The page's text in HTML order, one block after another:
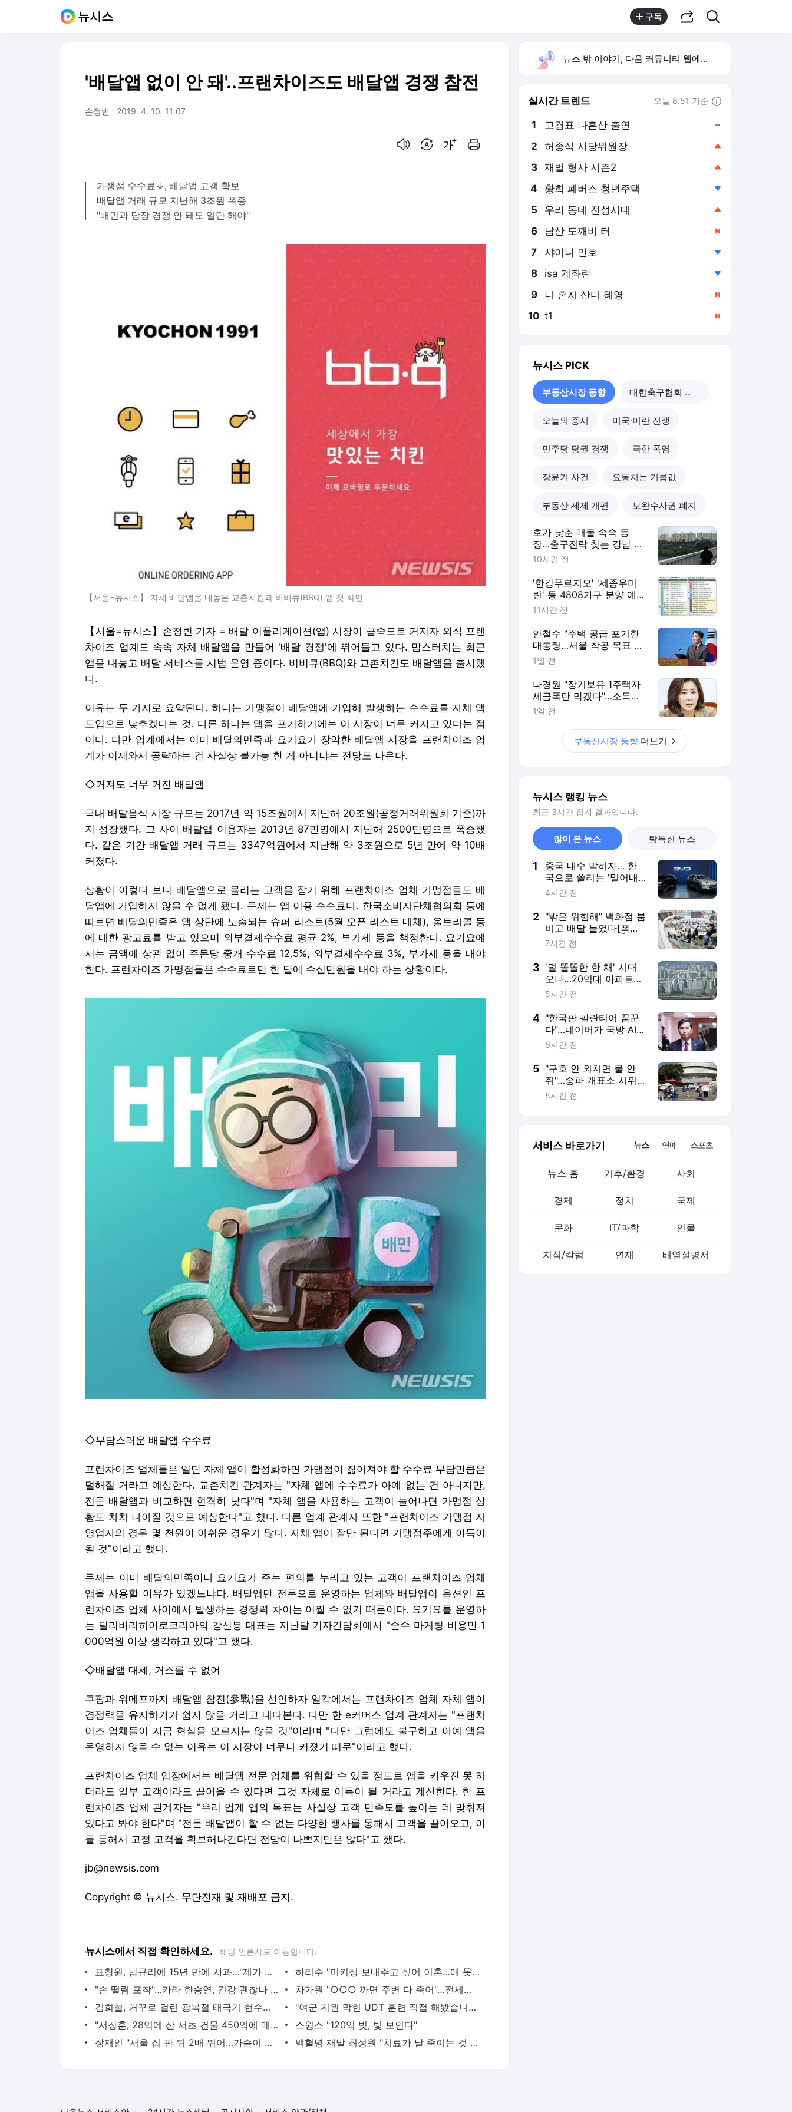
뉴시스 구독
'배달앱 없이 안 돼'..프랜차이즈도 배달앱 경쟁 참전
손정빈 2019. 4. 10. 11:07
가쟁점 수수료↓, 배달앱 고객 확보
배달앱 거래 규모 지난해 3조원 폭증
"배민과 당장 경쟁 안 돼도 일단 해야"
【서울=뉴시스】 자체 배달앱을 내놓은 교촌치킨과 비비큐(BBQ) 앱 첫 화면.
【서울=뉴시스】손정빈 기자 = 배달 어플리케이션(앱) 시장이 급속도로 커지자 외식 프랜
차이즈 업계도 속속 자체 배달앱을 만들어 '배달 경쟁'에 뛰어들고 있다. 맘스터치는 최근
앱을 내놓고 배달 서비스를 시범 운영 중이다. 비비큐(BBQ)와 교촌치킨도 배달앱을 출시했
다.
이유는 두 가지로 요약된다. 하나는 가맹점이 배달앱에 가입해 발생하는 수수료를 자체 앱
도입으로 낮추겠다는 것. 다른 하나는 앱을 포기하기에는 이 시장이 너무 커지고 있다는 점
이다. 다만 업계에서는 이미 배달의민족과 요기요가 장악한 배달앱 시장을 프랜차이즈 업
계가 이제와서 공략하는 건 사실상 불가능 한 게 아니냐는 전망도 나온다.
◇커져도 너무 커진 배달앱
국내 배달음식 시장 규모는 2017년 약 15조원에서 지난해 20조원(공정거래위원회 기준)까
지 성장했다. 그 사이 배달앱 이용자는 2013년 87만명에서 지난해 2500만명으로 폭증했
다. 같은 기간 배달앱 거래 규모는 3347억원에서 지난해 약 3조원으로 5년 만에 약 10배
커졌다.
상황이 이렇다 보니 배달앱으로 몰리는 고객을 잡기 위해 프랜차이즈 업체 가맹점들도 배
달앱에 가입하지 않을 수 없게 됐다. 문제는 앱 이용 수수료다. 한국소비자단체협의회 등에
따르면 배달의민족은 앱 상단에 노출되는 슈퍼 리스트(5월 오픈 리스트 대체), 울트라콜 등
에 대한 광고료를 받고 있으며 외부결제수수료 평균 2%, 부가세 등을 책정한다. 요기요에
서는 금액에 상관 없이 주문당 중개 수수료 12.5%, 외부결제수수료 3%, 부가세 등을 내야
한다. 프랜차이즈 가맹점들은 수수료로만 한 달에 수십만원을 내야 하는 상황이다.
◇부담스러운 배달앱 수수료
프랜차이즈 업체들은 일단 자체 앱이 활성화하면 가맹점이 짊어져야 할 수수료 부담만큼은
덜해질 거라고 예상한다. 교촌치킨 관계자는 "자체 앱에 수수료가 아예 없는 건 아니지만,
전문 배달앱과 비교하면 현격히 낮다"며 "자체 앱을 사용하는 고객이 늘어나면 가맹점 상
황도 차차 나아질 것으로 예상한다"고 했다. 다른 업계 관계자 또한 "프랜차이즈 가맹점 자
영업자의 경우 몇 천원이 아쉬운 경우가 많다. 자체 앱이 잘만 된다면 가맹점주에게 이득이
될 것"이라고 했다.
문제는 이미 배달의민족이나 요기요가 주는 편의를 누리고 있는 고객이 프랜차이즈 업체
앱을 사용할 이유가 있겠느냐다. 배달앱만 전문으로 운영하는 업체와 배달앱이 옵션인 프
랜차이즈 업체 사이에서 발생하는 경쟁력 차이는 어쩔 수 없기 때문이다. 요기요를 운영하
는 딜리버리히어로코리아의 강신봉 대표는 지난달 기자간담회에서 "순수 마케팅 비용만 1
000억원 이상 생각하고 있다"고 했다.
◇배달앱 대세, 거스를 수 없어
쿠팡과 위메프까지 배달앱 참전(參戰)을 선언하자 일각에서는 프랜차이즈 업체 자체 앱이
경쟁력을 유지하기가 쉽지 않을 거라고 내다본다. 다만 한 e커머스 업계 관계자는 "프랜차
이즈 업체들이 지금 현실을 모르지는 않을 것"이라며 "다만 그럼에도 불구하고 아예 앱을
운영하지 않을 수 없는 이유는 이 시장이 너무나 커졌기 때문"이라고 했다.
프랜차이즈 업체 입장에서는 배달앱 전문 업체를 위협할 수 있을 정도로 앱을 키우진 못 하
더라도 일부 고객이라도 끌어올 수 있다면 그것 자체로 이득이 될 거라고 계산한다. 한 프
랜차이즈 업체 관계자는 "우리 업계 앱의 목표는 사실상 고객 만족도를 높이는 데 맞춰져
있다고 봐야 한다"며 "전문 배달앱이 할 수 없는 다양한 행사를 통해서 고객을 끌어오고, 이
를 통해서 고정 고객을 확보해나간다면 전망이 나쁘지만은 않다"고 했다.
jb@newsis.com
Copyright © 뉴시스. 무단전재 및 재배포 금지.
뉴시스에서 직접 확인하세요. 해당 언론사로 이동합니다.
표창원, 남규리에 15년 만에 사과…"제가 틀렸습니다"
하리수 "미키정 보내주고 싶어 이혼…애 못 낳아 미안했다"
"손 떨림 포착"…카라 한승연, 건강 괜찮나 팬들 '걱정'
차가원 "○○○ 까면 주변 다 죽어"…전세금 미반환 속 녹취 폭로 파장
김희철, 거꾸로 걸린 광복절 태극기 현수막에 "X돌았네"
"여군 지원 막힌 UDT 훈련 직접 해봤습니다"…707 출신 女유튜버 '완벽 소화'
"서장훈, 28억에 산 서초 건물 450억에 매물로"
스윙스 "120억 빚, 빛 보인다"
장재인 "서울 집 판 뒤 2배 뛰어…가슴이 찢어진다"
백혈병 재발 최성원 "치료가 날 죽이는 것 같았다" 눈물
뉴스 밖 이야기, 다음 커뮤니티 웹에서 보기
실시간 트렌드 오늘 8:51 기준
1 고경표 나혼산 출연
2 허종식 시당위원장
3 재벌 형사 시즌2
4 황희 폐버스 청년주택
5 우리 동네 전성시대
6 남산 도깨비 터
7 샤이니 민호
8 isa 계좌란
9 나 혼자 산다 혜영
10 t1
뉴시스 PICK
부동산시장 동향 대한축구협회 개혁
오늘의 증시 미국·이란 전쟁
민주당 당권 경쟁 극한 폭염
장윤기 사건 요동치는 기름값
부동산 세제 개편 보완수사권 폐지
호가 낮춘 매물 속속 등
장…출구전략 찾는 강남 집
주인들[세제 개편, 그 이후
10시간 전
'한강푸르지오' '세종우미
린' 등 4808가구 분양 예정
[분양캘린더]
11시간 전
안철수 "주택 공급 포기한
대통령…서울 착공 목표 달
성률 19% 그쳐"
1일 전
나경원 "장기보유 1주택자
세금폭탄 막겠다"…소득세
법 개정안 발의
1일 전
부동산시장 동향 더보기
뉴시스 랭킹 뉴스
최근 3시간 집계 결과입니다.
많이 본 뉴스 탐독한 뉴스
1
중국 내수 막히자… 한
국으로 쏠리는 '밀어내
기 수출' 공세[車이나 머
4시간 전
2 "밖은 위험해" 백화점 붐
비고 배달 늘었다[폭염
이 바꾼 소비지도①]
7시간 전
3 '덜 똘똘한 한 채' 시대
오나…20억대 아파트에
쏠리는 관심[세제 개편,
5시간 전
4 "한국판 팔란티어 꿈꾼
다"…네이버가 국방 AI
사업에 진심인 이유
6시간 전
5 "구호 안 외치면 물 안
줘"…송파 개표소 시위,
폭염에 동력 뚝[현장]
8시간 전
서비스 바로가기 뉴스 연예 스포츠
뉴스 홈 기후/환경 사회
경제 정치 국제
문화 IT/과학 인물
지식/칼럼 연재 배열설명서